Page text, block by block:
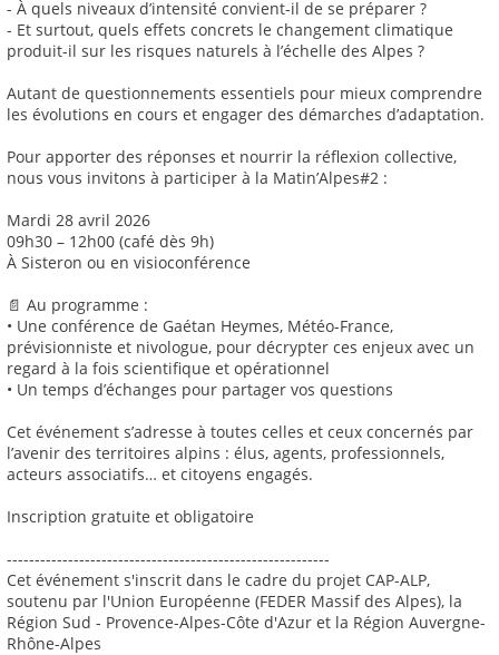
- À quels niveaux d’intensité convient-il de se préparer ?
- Et surtout, quels effets concrets le changement climatique
produit-il sur les risques naturels à l’échelle des Alpes ?
Autant de questionnements essentiels pour mieux comprendre
les évolutions en cours et engager des démarches d’adaptation.
Pour apporter des réponses et nourrir la réflexion collective,
nous vous invitons à participer à la Matin’Alpes#2 :
Mardi 28 avril 2026
09h30 – 12h00 (café dès 9h)
À Sisteron ou en visioconférence
📄 Au programme :
• Une conférence de Gaétan Heymes, Météo-France,
prévisionniste et nivologue, pour décrypter ces enjeux avec un
regard à la fois scientifique et opérationnel
• Un temps d’échanges pour partager vos questions
Cet événement s’adresse à toutes celles et ceux concernés par
l’avenir des territoires alpins : élus, agents, professionnels,
acteurs associatifs… et citoyens engagés.
Inscription gratuite et obligatoire
----------------------------------------------------------
Cet événement s'inscrit dans le cadre du projet CAP-ALP,
soutenu par l'Union Européenne (FEDER Massif des Alpes), la
Région Sud - Provence-Alpes-Côte d'Azur et la Région Auvergne-
Rhône-Alpes